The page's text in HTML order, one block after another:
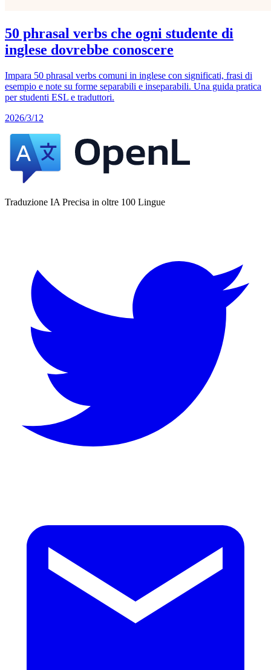
50 phrasal verbs che ogni studente di
inglese dovrebbe conoscere
Impara 50 phrasal verbs comuni in inglese con significati, frasi di
esempio e note su forme separabili e inseparabili. Una guida pratica
per studenti ESL e traduttori.
2026/3/12
Traduzione IA Precisa in oltre 100 Lingue